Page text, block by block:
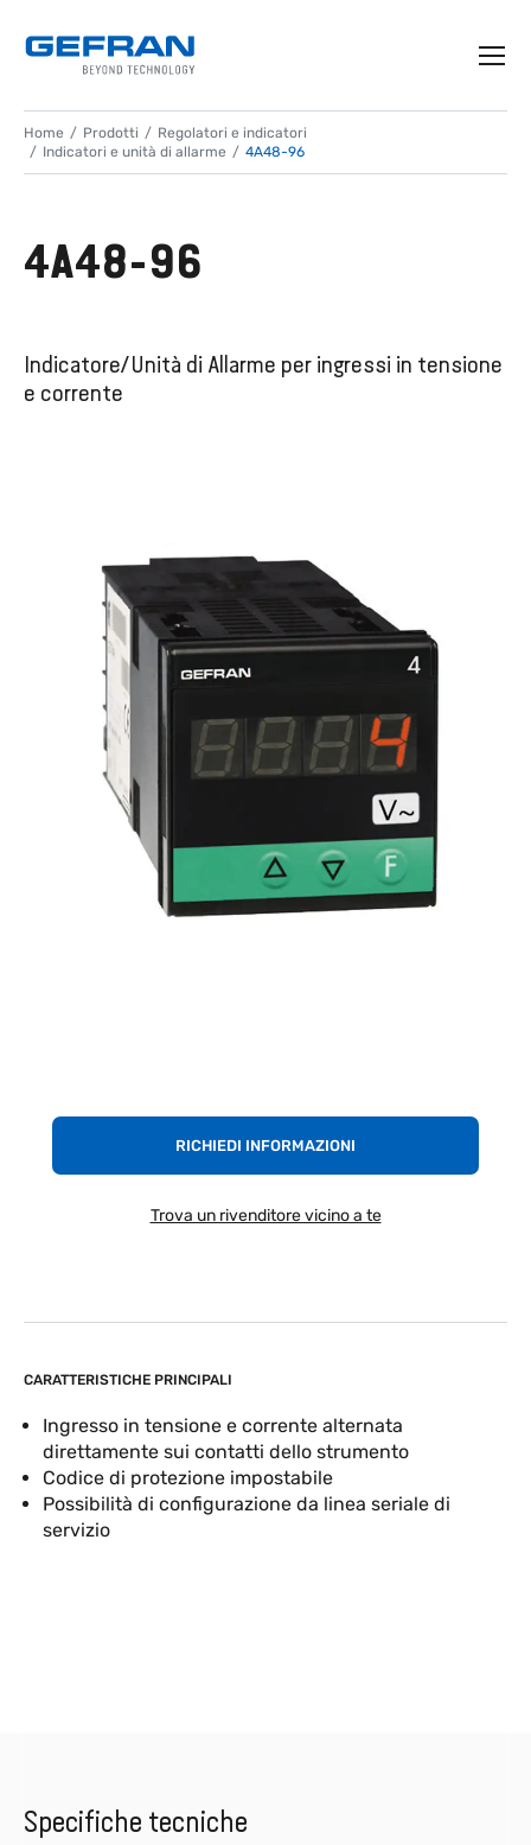
Home Prodotti
Regolatori e indicatori
Indicatori e unità di allarme
4A48-96
4A48-96
Indicatore/Unità di Allarme per ingressi in tensione
e corrente
CARATTERISTICHE PRINCIPALI
Ingresso in tensione e corrente alternata
direttamente sui contatti dello strumento
Codice di protezione impostabile
Possibilità di configurazione da linea seriale di
servizio
RICHIEDI INFORMAZIONI
Trova un rivenditore vicino a te
Specifiche tecniche